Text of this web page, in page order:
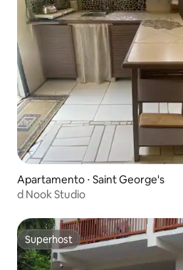
Apartamento ⋅ Saint George's
d Nook Studio
Superhost
Superhost